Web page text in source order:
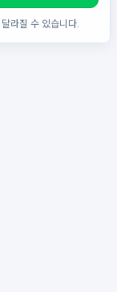
라질 수 있습니다.